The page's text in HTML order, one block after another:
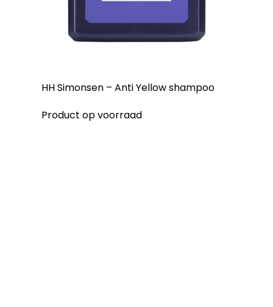
HH Simonsen – Anti Yellow shampoo
Product op voorraad